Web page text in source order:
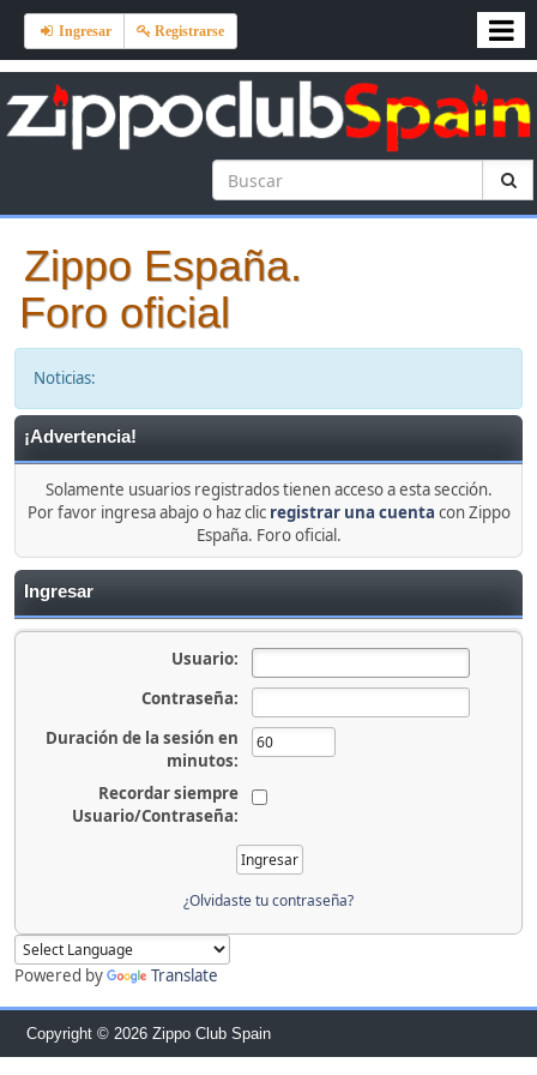
Ingresar Registrarse
Zippo España.
Foro oficial
Noticias:
¡Advertencia!
Solamente usuarios registrados tienen acceso a esta sección.
Por favor ingresa abajo o haz clic registrar una cuenta con Zippo
España. Foro oficial.
Ingresar
Usuario:
Contraseña:
Duración de la sesión en
minutos:
Recordar siempre
Usuario/Contraseña:
¿Olvidaste tu contraseña?
Powered by Translate
Copyright © 2026 Zippo Club Spain